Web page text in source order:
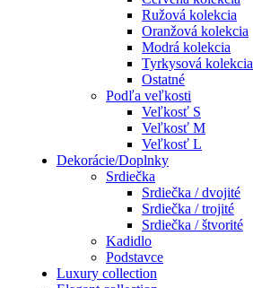
Ružová kolekcia
Oranžová kolekcia
Modrá kolekcia
Tyrkysová kolekcia
Ostatné
Podľa veľkosti
Veľkosť S
Veľkosť M
Veľkosť L
Dekorácie/Doplnky
Srdiečka
Srdiečka / dvojité
Srdiečka / trojité
Srdiečka / štvorité
Kadidlo
Podstavce
Luxury collection